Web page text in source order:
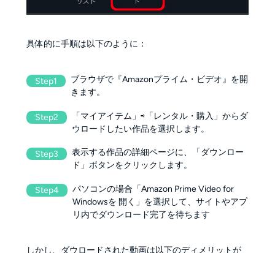
具体的に手順は以下のように：
Step1
ブラウザで『Amazonプライム・ビデオ』を開
きます。
Step2
「マイアイテム」⇨「レンタル・購入」からダ
ウロードしたい作品を選択します。
Step3
表示する作品の詳細ページに、「ダウンロー
ド」ボタンをクリックします。
Step4
パソコンの場合「Amazon Prime Video for
Windowsを 開く」を選択して、サイトやアプ
リ内でダウンロード完了を待ちます
しかし、ダウロードされた動画は以下のディメリットが